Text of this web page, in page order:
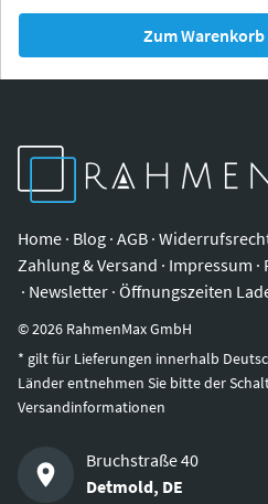
Zum
Home · Blog · AGB ·
Zahlung & Versand · Impressum ·
· Newsletter · Öffnungszeiten
©2026 RahmenMax GmbH
* gilt für Lieferungen innerhalb
Länder entnehmen Sie bitte der
Versandinformationen
Bruchstraße 40
Detmold, DE